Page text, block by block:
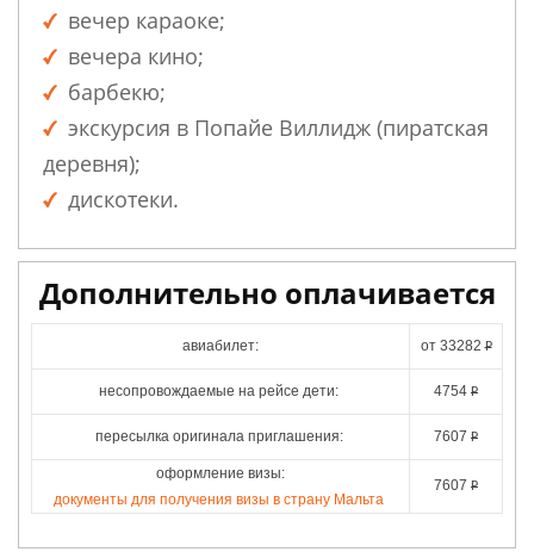
вечер караоке;
вечера кино;
барбекю;
экскурсия в Попайе Виллидж (пиратская
деревня);
дискотеки.
Дополнительно оплачивается
авиабилет: от 33282 Р
несопровождаемые на рейсе дети: 4754 Р
пересылка оригинала приглашения: 7607 Р
оформление визы:
документы для получения визы в страну Мальта
7607 Р